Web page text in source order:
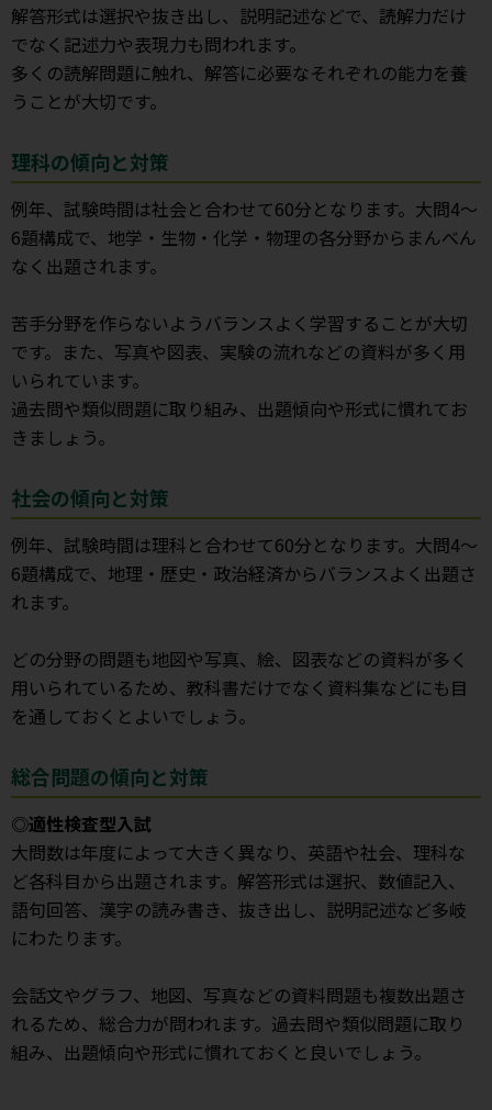
解答形式は選択や抜き出し、説明記述などで、読解力だけ
でなく記述力や表現力も問われます。
多くの読解問題に触れ、解答に必要なそれぞれの能力を養
うことが大切です。
理科の傾向と対策
例年、試験時間は社会と合わせて60分となります。大問4～
6題構成で、地学・生物・化学・物理の各分野からまんべん
なく出題されます。
苦手分野を作らないようバランスよく学習することが大切
です。また、写真や図表、実験の流れなどの資料が多く用
いられています。
過去問や類似問題に取り組み、出題傾向や形式に慣れてお
きましょう。
社会の傾向と対策
例年、試験時間は理科と合わせて60分となります。大問4～
6題構成で、地理・歴史・政治経済からバランスよく出題さ
れます。
どの分野の問題も地図や写真、絵、図表などの資料が多く
用いられているため、教科書だけでなく資料集などにも目
を通しておくとよいでしょう。
総合問題の傾向と対策
◎適性検査型入試
大問数は年度によって大きく異なり、英語や社会、理科な
ど各科目から出題されます。解答形式は選択、数値記入、
語句回答、漢字の読み書き、抜き出し、説明記述など多岐
にわたります。
会話文やグラフ、地図、写真などの資料問題も複数出題さ
れるため、総合力が問われます。過去問や類似問題に取り
組み、出題傾向や形式に慣れておくと良いでしょう。